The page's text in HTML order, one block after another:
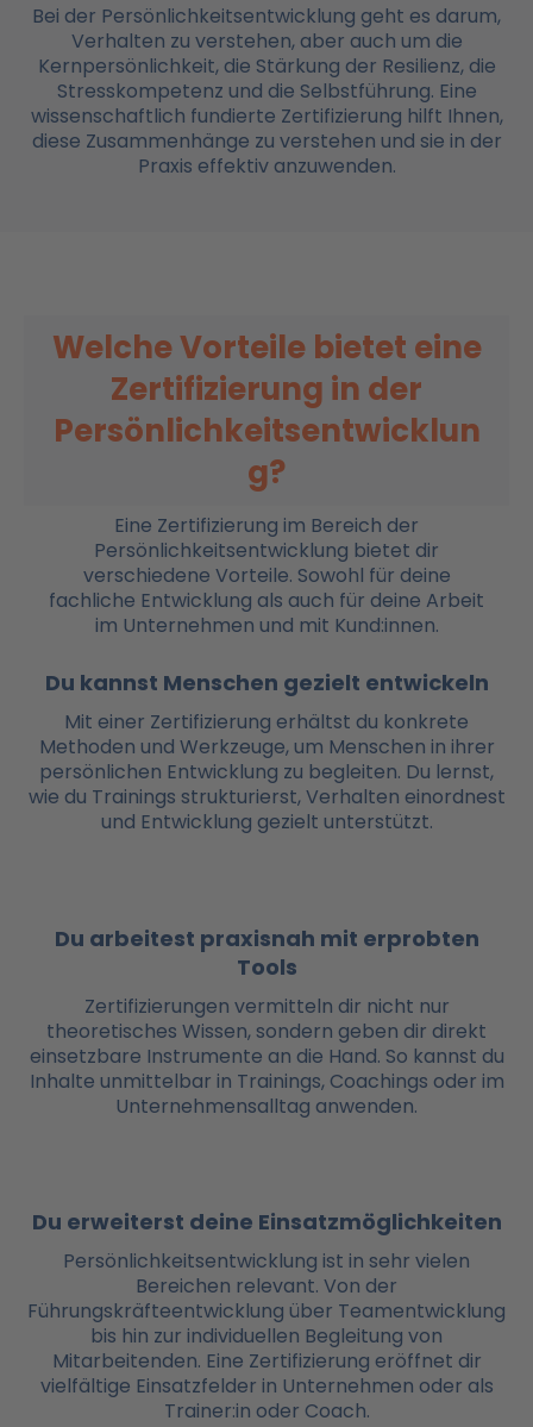
Bei der Persönlichkeitsentwicklung geht es darum,
Verhalten zu verstehen, aber auch um die
Kernpersönlichkeit, die Stärkung der Resilienz, die
Stresskompetenz und die Selbstführung. Eine
wissenschaftlich fundierte Zertifizierung hilft Ihnen,
diese Zusammenhänge zu verstehen und sie in der
Praxis effektiv anzuwenden.
Welche Vorteile bietet eine
Zertifizierung in der
Persönlichkeitsentwicklun
g?
Eine Zertifizierung im Bereich der
Persönlichkeitsentwicklung bietet dir
verschiedene Vorteile. Sowohl für deine
fachliche Entwicklung als auch für deine Arbeit
im Unternehmen und mit Kund:innen.
Du kannst Menschen gezielt entwickeln
Mit einer Zertifizierung erhältst du konkrete
Methoden und Werkzeuge, um Menschen in ihrer
persönlichen Entwicklung zu begleiten. Du lernst,
wie du Trainings strukturierst, Verhalten einordnest
und Entwicklung gezielt unterstützt.
Du arbeitest praxisnah mit erprobten
Tools
Zertifizierungen vermitteln dir nicht nur
theoretisches Wissen, sondern geben dir direkt
einsetzbare Instrumente an die Hand. So kannst du
Inhalte unmittelbar in Trainings, Coachings oder im
Unternehmensalltag anwenden.
Du erweiterst deine Einsatzmöglichkeiten
Persönlichkeitsentwicklung ist in sehr vielen
Bereichen relevant. Von der
Führungskräfteentwicklung über Teamentwicklung
bis hin zur individuellen Begleitung von
Mitarbeitenden. Eine Zertifizierung eröffnet dir
vielfältige Einsatzfelder in Unternehmen oder als
Trainer:in oder Coach.